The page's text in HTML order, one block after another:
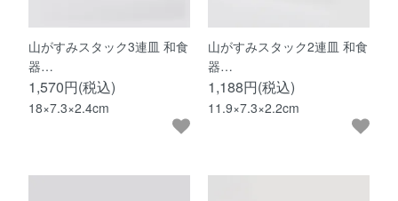
山がすみスタック3連皿 和食
器…
1,570円(税込)
18×7.3×2.4cm
山がすみスタック2連皿 和食
器…
1,188円(税込)
11.9×7.3×2.2cm